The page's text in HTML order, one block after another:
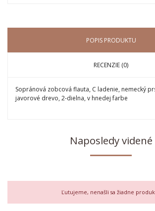
POPIS PRODUKTU
RECENZIE (0)
Sopránová zobcová flauta, C ladenie, nemecký
javorové drevo, 2-dielna, v hnedej farbe
Naposledy videné
Ľutujeme, nenašli sa žiadne